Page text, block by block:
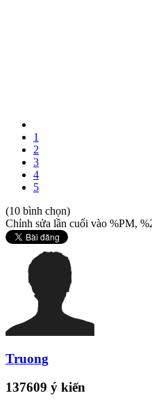
1
2
3
4
5
(10 bình chọn)
Chỉnh sửa lần cuối vào %PM,
Truong
137609 ý kiến